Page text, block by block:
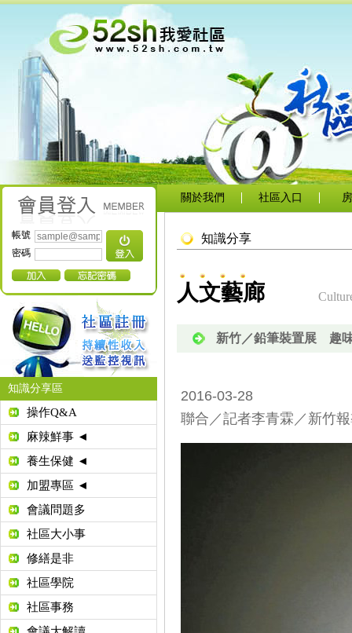
帳號
密碼
知識分享區
操作Q&A
麻辣鮮事 ◄
養生保健 ◄
加盟專區 ◄
會議問題多
社區大小事
修繕是非
社區學院
社區事務
關於我們 社區入口
知識分享
人文藝廊
新竹／鉛筆裝置展 趣
2016-03-28
聯合／記者李青霖／新竹